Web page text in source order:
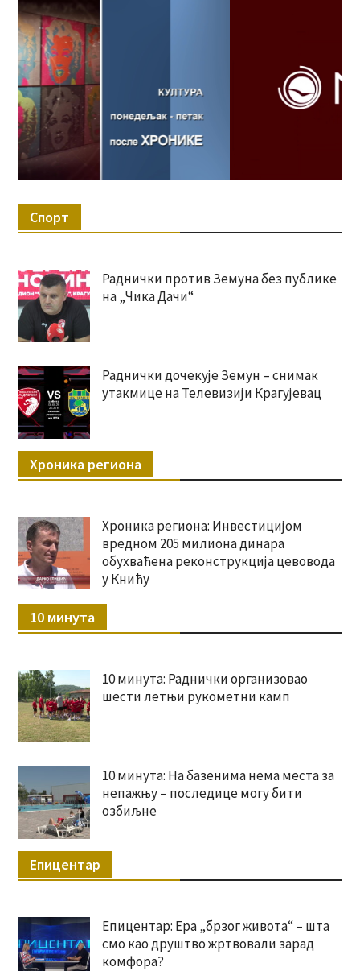
Спорт
Раднички против Земуна без публике
на „Чика Дачи“
Раднички дочекује Земун – снимак
утакмице на Телевизији Крагујевац
Хроника региона
Хроника региона: Инвестицијом
вредном 205 милиона динара
обухваћена реконструкција цевовода
у Книћу
10 минута
10 минута: Раднички организовао
шести летњи рукометни камп
10 минута: На базенима нема места за
непажњу – последице могу бити
озбиљне
Епицентар
Епицентар: Ера „брзог живота“ – шта
смо као друштво жртвовали зарад
комфора?